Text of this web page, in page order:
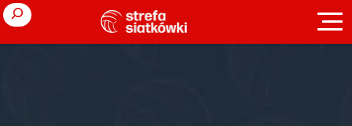
Przejdź
do
treści
Search